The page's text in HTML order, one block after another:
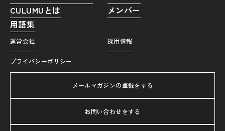
CULUMUとは
メンバー
用語集
運営会社 採用情報
プライバシーポリシー
メールマガジンの登録をする
お問い合わせをする